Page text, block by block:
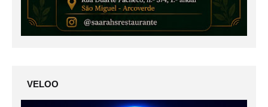
VELOO